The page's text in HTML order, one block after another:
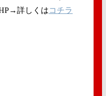
詳しくはコチラ